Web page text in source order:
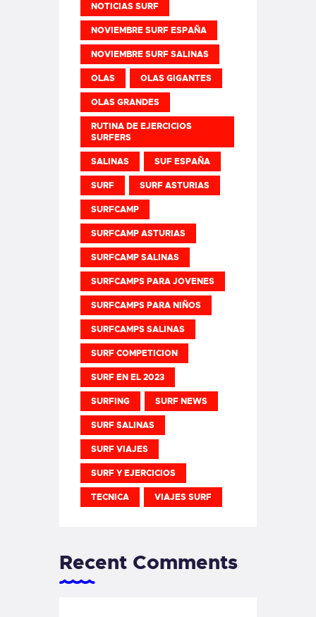
NOTICIAS SURF
NOVIEMBRE SURF ESPAÑA
NOVIEMBRE SURF SALINAS
OLAS OLAS GIGANTES
OLAS GRANDES
RUTINA DE EJERCICIOS
SURFERS
SALINAS SUF ESPAÑA
SURF SURF ASTURIAS
SURFCAMP
SURFCAMP ASTURIAS
SURFCAMP SALINAS
SURFCAMPS PARA JOVENES
SURFCAMPS PARA NIÑOS
SURFCAMPS SALINAS
SURF COMPETICION
SURF EN EL 2023
SURFING SURF NEWS
SURF SALINAS
SURF VIAJES
SURF Y EJERCICIOS
TECNICA VIAJES SURF
Recent Comments